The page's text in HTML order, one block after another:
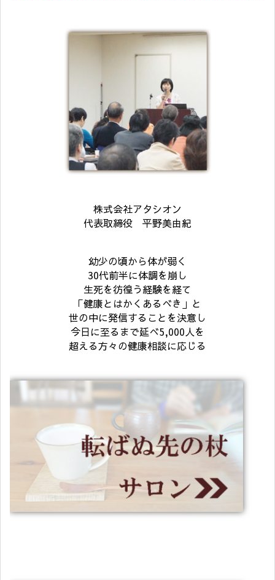
株式会社アタシオン
代表取締役 平野美由紀
幼少の頃から体が弱く
30代前半に体調を崩し
生死を彷徨う経験を経て
「健康とはかくあるべき」と
世の中に発信することを決意し
今日に至るまで延べ5,000人を
超える方々の健康相談に応じる